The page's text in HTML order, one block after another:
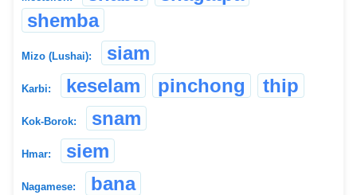
shemba
Mizo (Lushai): siam
Karbi: keselam pinchong thip
Kok-Borok: snam
Hmar: siem
Nagamese: bana